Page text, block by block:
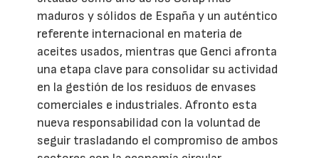
maduros y sólidos de España y un auténtico
referente internacional en materia de
aceites usados, mientras que Genci afronta
una etapa clave para consolidar su actividad
en la gestión de los residuos de envases
comerciales e industriales. Afronto esta
nueva responsabilidad con la voluntad de
seguir trasladando el compromiso de ambos